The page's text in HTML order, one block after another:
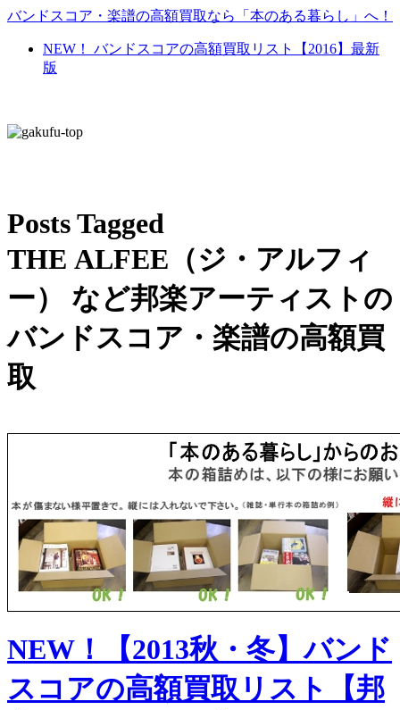
バンドスコア・楽譜の高額買取なら「本のある暮らし」へ！
NEW！ バンドスコアの高額買取リスト【2016】最新
版
Posts Tagged
THE ALFEE（ジ・アルフィ
ー） など邦楽アーティストの
バンドスコア・楽譜の高額買
取
NEW！【2013秋・冬】バンド
スコアの高額買取リスト【邦